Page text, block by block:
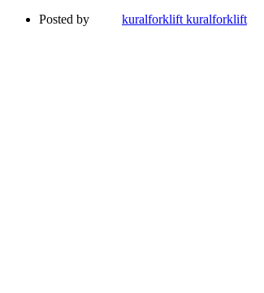
Posted by kuralforklift kuralforklift